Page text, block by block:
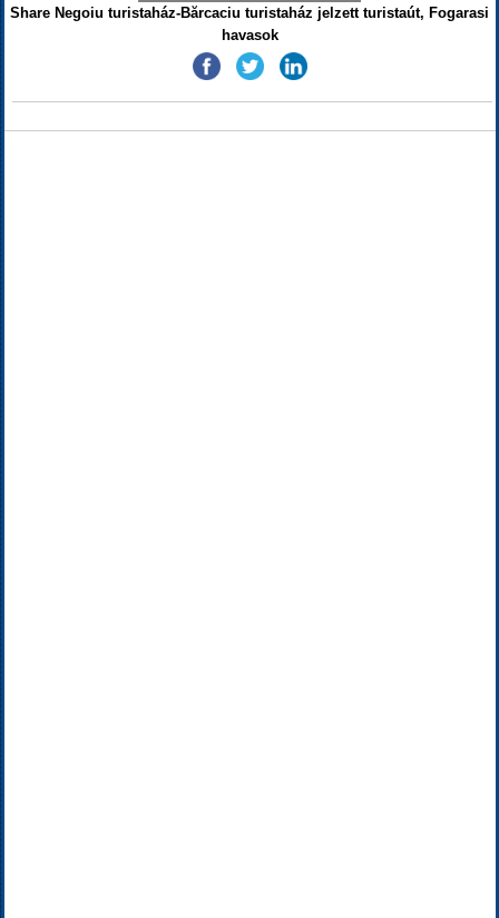
Share Negoiu turistaház-Bărcaciu turistaház jelzett turistaút, Fogarasi
havasok